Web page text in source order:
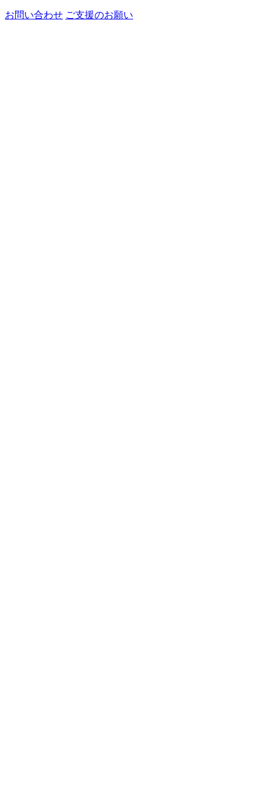
お問い合わせ ご支援のお願い